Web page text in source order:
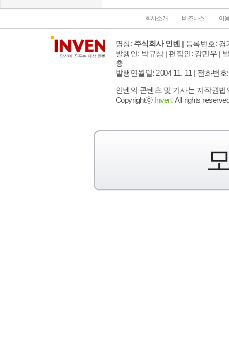
회사소개 비즈니스 이
명칭: 주식회사 인벤 | 등록번호: 경
발행인: 박규상 | 편집인: 강민우 |
층
발행연월일: 2004 11. 11 | 전화번호
인벤의 콘텐츠 및 기사는 저작권
Copyrightⓒ Inven.All rights